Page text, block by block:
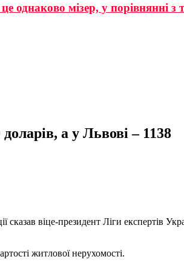
це однаково мізер, у
а у Львові – 1138
віце-президент Ліги експертів
житлової нерухомості.